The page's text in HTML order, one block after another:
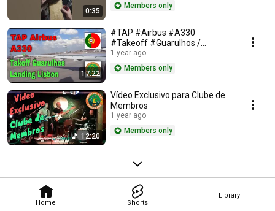
Home Shorts
Library
0:35
Members only
17:22
#TAP #Airbus #A330
#Takeoff #Guarulhos /
#Landing #Lisbon
1 year ago
Members only
12:20
Vídeo Exclusivo para Clube de
Membros
1 year ago
Members only